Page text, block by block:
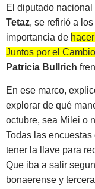
El diputado
Tetaz, se refirió a
importancia de
Juntos por el Cambio
Patricia Bullrich
En ese marco,
explorar de qué
octubre, sea Milei o
Todas las
tener la llave para
Que iba a salir
bonaerense y